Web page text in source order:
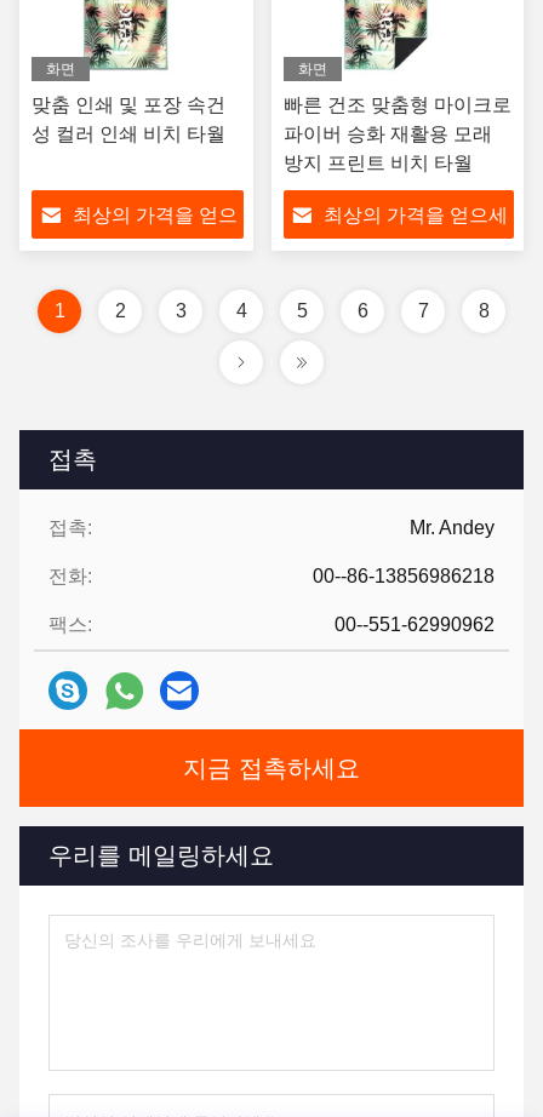
접촉
접촉: Mr. Andey
전화: 00--86-13856986218
팩스: 00--551-62990962
지금 접촉하세요
우리를 메일링하세요
화면
맞춤 인쇄 및 포장 속건
성 컬러 인쇄 비치 타월
최상의 가격을 얻으
화면
빠른 건조 맞춤형 마이크로
파이버 승화 재활용 모래
방지 프린트 비치 타월
최상의 가격을 얻으세
1 2 3 4 5 6 7 8